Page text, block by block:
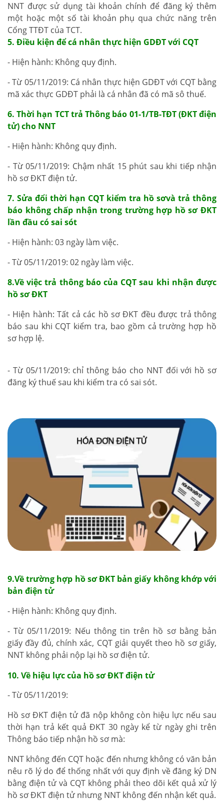
NNT được sử dụng tài khoản chính để đăng ký thêm
một hoặc một số tài khoản phụ qua chức năng trên
Cổng TTĐT của TCT.
5. Điều kiện để cá nhân thực hiện GDĐT với CQT
- Hiện hành: Không quy định.
- Từ 05/11/2019: Cá nhân thực hiện GDĐT với CQT bằng
mã xác thực GDĐT phải là cá nhân đã có mã sô thuế.
6. Thời hạn TCT trả Thông báo 01-1/TB-TĐT (ĐKT điện
tử) cho NNT
- Hiện hành: Không quy định.
- Từ 05/11/2019: Chậm nhất 15 phút sau khi tiếp nhận
hồ sơ ĐKT điện tử.
7. Sửa đổi thời hạn CQT kiểm tra hồ sơvà trả thông
báo không chấp nhận trong trường hợp hồ sơ ĐKT
lần đầu có sai sót
- Hiện hành: 03 ngày làm việc.
- Từ 05/11/2019: 02 ngày làm việc.
8.Về việc trả thông báo của CQT sau khi nhận được
hồ sơ ĐKT
- Hiện hành: Tất cả các hồ sơ ĐKT đều được trả thông
báo sau khi CQT kiểm tra, bao gồm cả trường hợp hồ
sơ hợp lệ.
- Từ 05/11/2019: chỉ thông báo cho NNT đối với hồ sơ
đăng ký thuế sau khi kiểm tra có sai sót.
9.Về trường hợp hồ sơ ĐKT bản giấy không khớp với
bản điện tử
- Hiện hành: Không quy định.
- Từ 05/11/2019: Nếu thông tin trên hồ sơ bằng bản
giấy đầy đủ, chính xác, CQT giải quyết theo hồ sơ giấy,
NNT không phải nộp lại hồ sơ điện tử.
10. Về hiệu lực của hồ sơ ĐKT điện tử
- Từ 05/11/2019:
Hồ sơ ĐKT điện tử đã nộp không còn hiệu lực nếu sau
thời hạn trả kết quả ĐKT 30 ngày kể từ ngày ghi trên
Thông báo tiếp nhận hồ sơ mà:
NNT không đến CQT hoặc đến nhưng không có văn bản
nêu rõ lý do để thống nhất với quy định về đăng ký DN
bằng điện tử và CQT không phải theo dõi kết quả xử lý
hồ sơ ĐKT điện tử nhưng NNT không đến nhận kết quả.